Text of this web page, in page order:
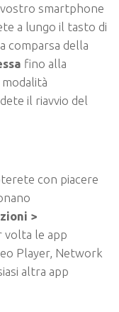
smartphone
a lungo il tasto di
comparsa della
fino alla
il riavvio del
con piacere
>
volta le app
Player, Network
altra app